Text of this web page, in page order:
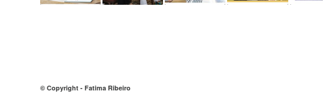
© Copyright - Fatima Ribeiro